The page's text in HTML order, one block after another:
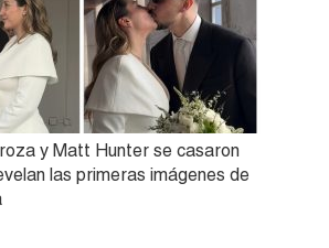
y Matt Hunter se casaron
las primeras imágenes de